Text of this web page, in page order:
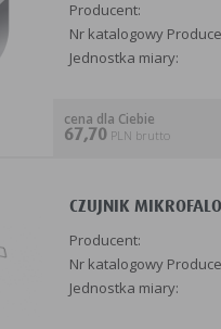
Producent:
Nr katalogowy
Jednostka miary:
cena dla Ciebie
67,70 PLN brutto
CZUJNIK
Producent:
Nr katalogowy
Jednostka miary: